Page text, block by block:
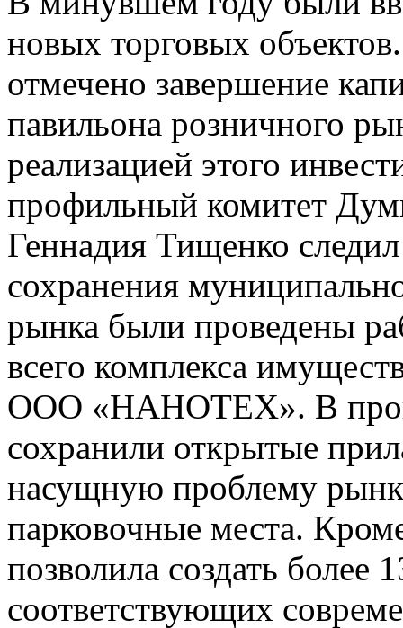
новых торговых
отмечено завершение
павильона розничного
реализацией этого
профильный комитет
Геннадия Тищенко
сохранения
рынка были проведены
всего комплекса
ООО «НАНОТЕХ». В
сохранили открытые
насущную проблему
парковочные места.
позволила создать более
соответствующих